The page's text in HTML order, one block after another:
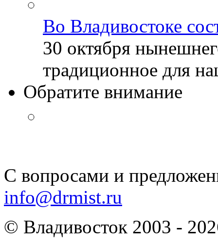
Во Владивостоке
30 октября
традиционное для
Обратите внимание
С вопросами и
info@drmist.ru
© Владивосток 2003 -